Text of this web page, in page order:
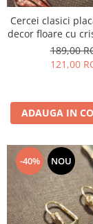
Cercei clasici
decor floare cu
indigo în
189,00
121,00
ADAUGA IN
-40% NOU